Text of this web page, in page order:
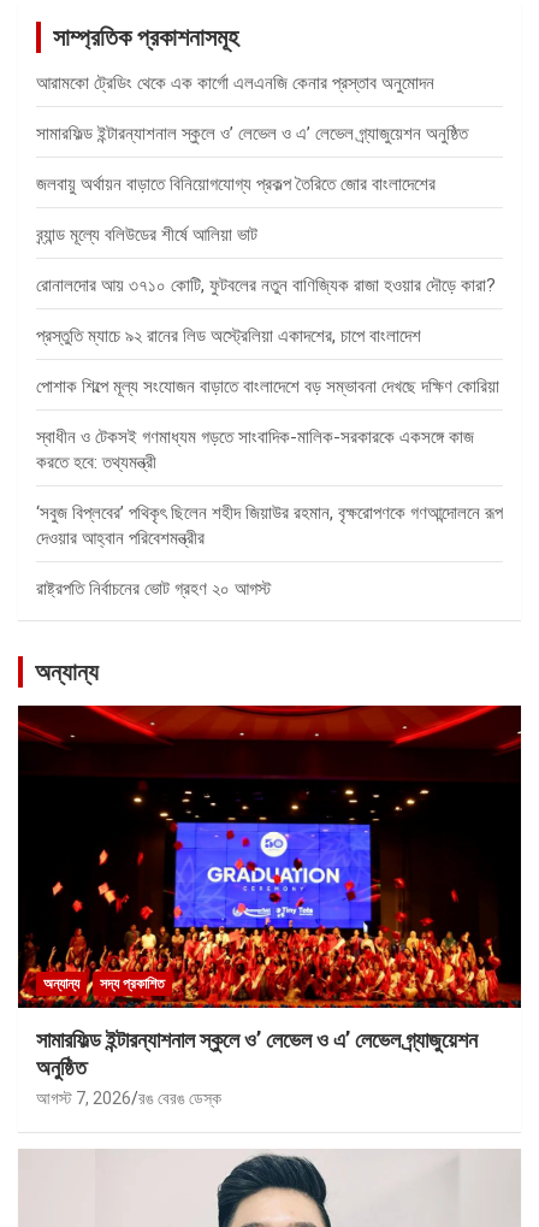
সাম্প্রতিক প্রকাশনাসমূহ
আরামকো ট্রেডিং থেকে এক কার্গো এলএনজি কেনার প্রস্তাব অনুমোদন
সামারফিল্ড ইন্টারন্যাশনাল স্কুলে ও’ লেভেল ও এ’ লেভেল গ্র্যাজুয়েশন অনুষ্ঠিত
জলবায়ু অর্থায়ন বাড়াতে বিনিয়োগযোগ্য প্রকল্প তৈরিতে জোর বাংলাদেশের
ব্র্যান্ড মূল্যে বলিউডের শীর্ষে আলিয়া ভাট
রোনালদোর আয় ৩৭১০ কোটি, ফুটবলের নতুন বাণিজ্যিক রাজা হওয়ার দৌড়ে কারা?
প্রস্তুতি ম্যাচে ৯২ রানের লিড অস্ট্রেলিয়া একাদশের, চাপে বাংলাদেশ
পোশাক শিল্পে মূল্য সংযোজন বাড়াতে বাংলাদেশে বড় সম্ভাবনা দেখছে দক্ষিণ কোরিয়া
স্বাধীন ও টেকসই গণমাধ্যম গড়তে সাংবাদিক-মালিক-সরকারকে একসঙ্গে কাজ
করতে হবে: তথ্যমন্ত্রী
‘সবুজ বিপ্লবের’ পথিকৃৎ ছিলেন শহীদ জিয়াউর রহমান, বৃক্ষরোপণকে গণআন্দোলনে রূপ
দেওয়ার আহ্বান পরিবেশমন্ত্রীর
রাষ্ট্রপতি নির্বাচনের ভোট গ্রহণ ২০ আগস্ট
অন্যান্য
অন্যান্য সদ্য প্রকাশিত
সামারফিল্ড ইন্টারন্যাশনাল স্কুলে ও’ লেভেল ও এ’ লেভেল গ্র্যাজুয়েশন
অনুষ্ঠিত
আগস্ট 7, 2026 রঙ বেরঙ ডেস্ক